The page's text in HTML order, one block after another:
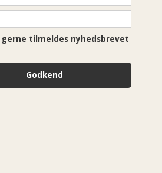
gerne tilmeldes nyhedsbrevet
Godkend